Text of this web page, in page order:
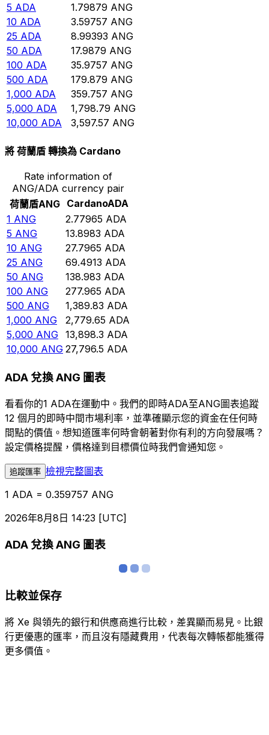
5 ADA 1.79879 ANG
10 ADA 3.59757 ANG
25 ADA 8.99393 ANG
50 ADA 17.9879 ANG
100 ADA 35.9757 ANG
500 ADA 179.879 ANG
1,000 ADA 359.757 ANG
5,000 ADA 1,798.79 ANG
10,000 ADA 3,597.57 ANG
將 荷蘭盾 轉換為 Cardano
Rate information of
ANG/ADA currency pair
荷蘭盾ANG CardanoADA
1 ANG 2.77965 ADA
5 ANG 13.8983 ADA
10 ANG 27.7965 ADA
25 ANG 69.4913 ADA
50 ANG 138.983 ADA
100 ANG 277.965 ADA
500 ANG 1,389.83 ADA
1,000 ANG 2,779.65 ADA
5,000 ANG 13,898.3 ADA
10,000 ANG 27,796.5 ADA
ADA 兌換 ANG 圖表
看看你的1 ADA在運動中。我們的即時ADA至ANG圖表追蹤
12 個月的即時中間市場利率，並準確顯示您的資金在任何時
間點的價值。想知道匯率何時會朝著對你有利的方向發展嗎？
設定價格提醒，價格達到目標價位時我們會通知您。
追蹤匯率 檢視完整圖表
1 ADA = 0.359757 ANG
2026年8月8日 14:23 [UTC]
ADA 兌換 ANG 圖表
比較並保存
將 Xe 與領先的銀行和供應商進行比較，差異顯而易見。比銀
行更優惠的匯率，而且沒有隱藏費用，代表每次轉帳都能獲得
更多價值。